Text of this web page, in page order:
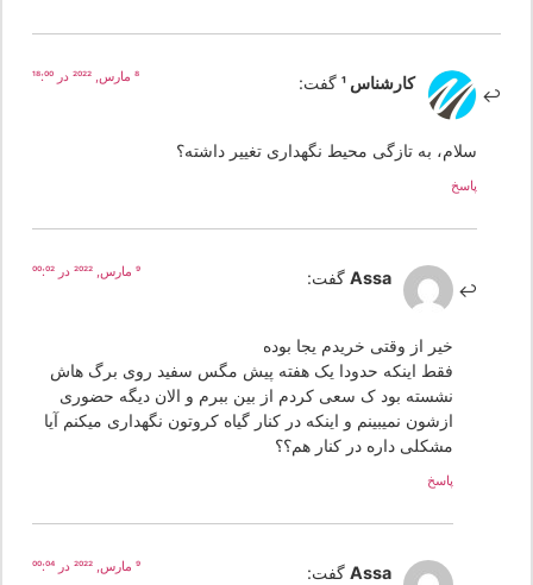
کارشناس 1 گفت:
سلام، به تازگی محیط نگهداری تغییر داشته؟
Assa گفت:
خیر از وقتی خریدم یجا بوده
فقط اینکه حدودا یک هفته پیش مگس سفید روی برگ هاش
نشسته بود ک سعی کردم از بین ببرم و الان دیگه حضوری
ازشون نمیبینم و اینکه در کنار گیاه کروتون نگهداری میکنم آیا
مشکلی داره در کنار هم؟؟
Assa گفت: